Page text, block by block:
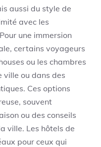
aussi du style de
avec les
une immersion
certains voyageurs
ou les chambres
ville ou dans des
Ces options
souvent
ou des conseils
ville. Les hôtels de
pour ceux qui